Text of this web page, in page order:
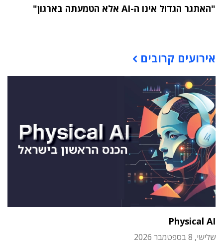
"האתגר הגדול אינו ה-AI אלא הטמעתה בארגון"
אירועים קרובים
Physical AI
שלישי, 8 בספטמבר 2026